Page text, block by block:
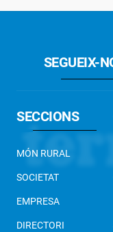
SEGUEIX-
SECCIONS
MÓN RURAL
SOCIETAT
EMPRESA
DIRECTORI